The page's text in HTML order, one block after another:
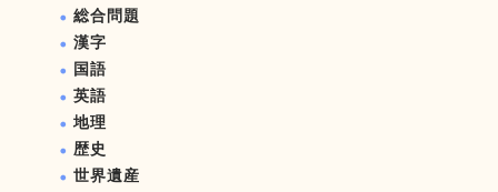
総合問題
漢字
国語
英語
地理
歴史
世界遺産